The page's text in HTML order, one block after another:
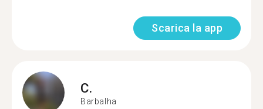
Scarica la app
C.
Barbalha